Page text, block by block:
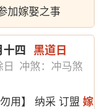
加嫁娶之事
十四 黑道日
冲煞：冲马煞
勿用】 纳采 订盟嫁